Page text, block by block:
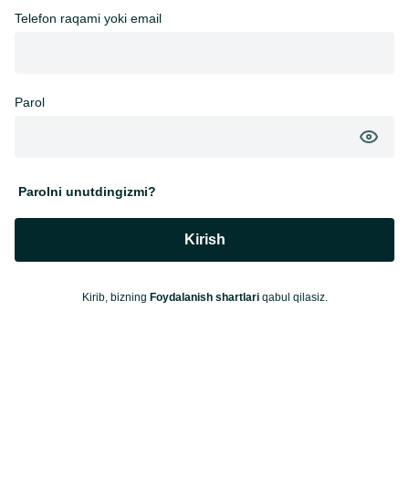
Telefon raqami yoki email
Parol
Parolni unutdingizmi?
Kirish
Kirib, bizning Foydalanish shartlariqabul qilasiz.